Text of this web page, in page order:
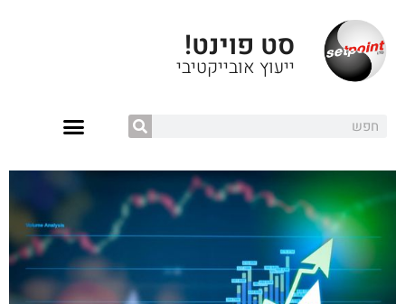
סט פוינט!
ייעוץ אובייקטיבי